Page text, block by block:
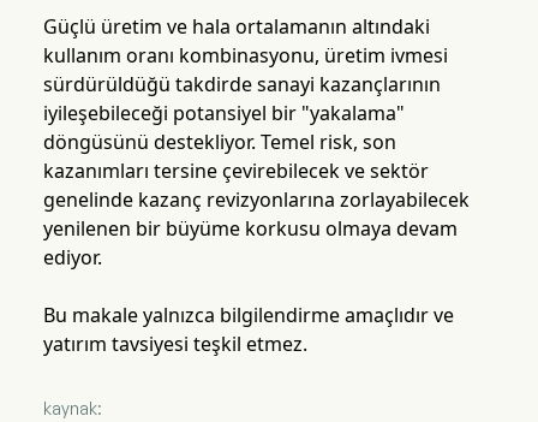
Güçlü üretim ve hala ortalamanın altındaki
kullanım oranı kombinasyonu, üretim ivmesi
sürdürüldüğü takdirde sanayi kazançlarının
iyileşebileceği potansiyel bir "yakalama"
döngüsünü destekliyor. Temel risk, son
kazanımları tersine çevirebilecek ve sektör
genelinde kazanç revizyonlarına zorlayabilecek
yenilenen bir büyüme korkusu olmaya devam
ediyor.
Bu makale yalnızca bilgilendirme amaçlıdır ve
yatırım tavsiyesi teşkil etmez.
kaynak: